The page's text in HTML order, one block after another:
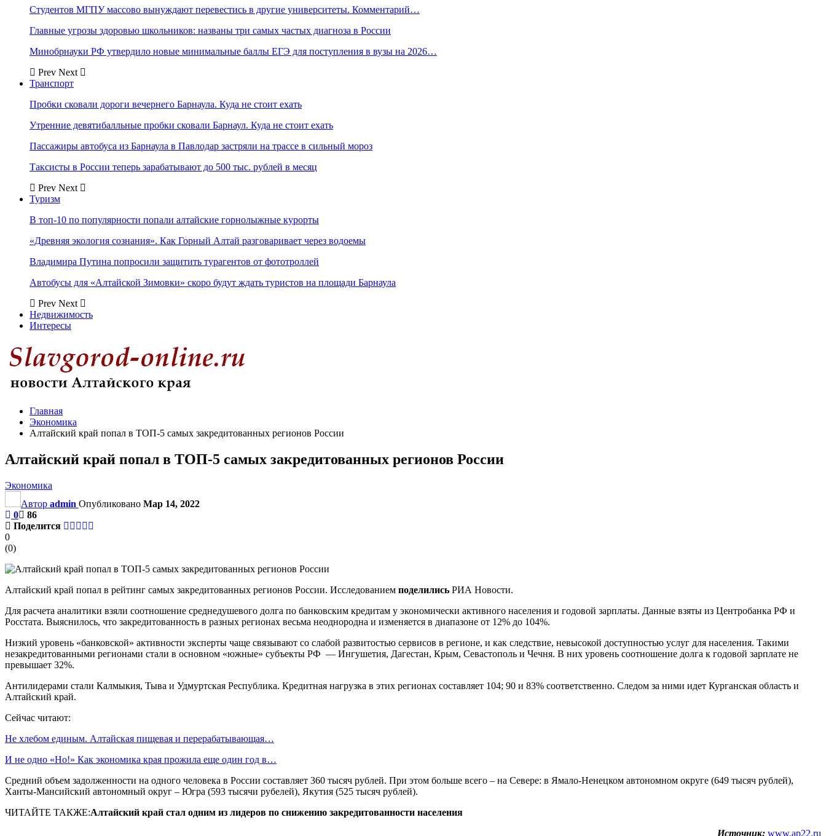
Студентов МГПУ массово вынуждают перевестись в другие университеты. Комментарий…
Главные угрозы здоровью школьников: названы три самых частых диагноза в России
Минобрнауки РФ утвердило новые минимальные баллы ЕГЭ для поступления в вузы на 2026…
Prev Next
Транспорт
Пробки сковали дороги вечернего Барнаула. Куда не стоит ехать
Утренние девятибалльные пробки сковали Барнаул. Куда не стоит ехать
Пассажиры автобуса из Барнаула в Павлодар застряли на трассе в сильный мороз
Таксисты в России теперь зарабатывают до 500 тыс. рублей в месяц
Prev Next
Туризм
В топ-10 по популярности попали алтайские горнолыжные курорты
«Древняя экология сознания». Как Горный Алтай разговаривает через водоемы
Владимира Путина попросили защитить турагентов от фототроллей
Автобусы для «Алтайской Зимовки» скоро будут ждать туристов на площади Барнаула
Prev Next
Недвижимость
Интересы
Главная
Экономика
Алтайский край попал в ТОП-5 самых закредитованных регионов России
Алтайский край попал в ТОП-5 самых закредитованных регионов России
Экономика
Автор admin Опубликовано Мар 14, 2022
0
86
Поделится
0
(0)
Алтайский край попал в рейтинг самых закредитованных регионов России. Исследованием поделились РИА Новости.
Для расчета аналитики взяли соотношение среднедушевого долга по банковским кредитам у экономически активного населения и годовой зарплаты. Данные взяты из Центробанка РФ и
Росстата. Выяснилось, что закредитованность в разных регионах весьма неоднородна и изменяется в диапазоне от 12% до 104%.
Низкий уровень «банковской» активности эксперты чаще связывают со слабой развитостью сервисов в регионе, и как следствие, невысокой доступностью услуг для населения. Такими
незакредитованными регионами стали в основном «южные» субъекты РФ — Ингушетия, Дагестан, Крым, Севастополь и Чечня. В них уровень соотношение долга к годовой зарплате не
превышает 32%.
Антилидерами стали Калмыкия, Тыва и Удмуртская Республика. Кредитная нагрузка в этих регионах составляет 104; 90 и 83% соответственно. Следом за ними идет Курганская область и
Алтайский край.
Сейчас читают:
Не хлебом единым. Алтайская пищевая и перерабатывающая…
И не одно «Но!» Как экономика края прожила еще один год в…
Средний объем задолженности на одного человека в России составляет 360 тысяч рублей. При этом больше всего – на Севере: в Ямало-Ненецком автономном округе (649 тысяч рублей),
Ханты-Мансийский автономный округ – Югра (593 тысячи рубелей), Якутия (525 тысяч рублей).
ЧИТАЙТЕ ТАКЖЕ:Алтайский край стал одним из лидеров по снижению закредитованности населения
Источник: www.ap22.ru